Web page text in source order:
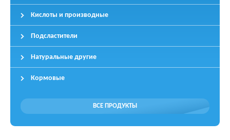
Кислоты и производные
Подсластители
Натуральные другие
Кормовые
ВСЕ ПРОДУКТЫ